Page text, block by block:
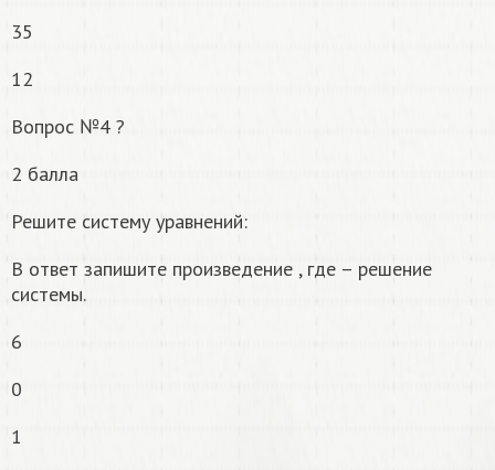
35
12
Вопрос №4 ?
2 балла
Решите систему уравнений:
В ответ запишите произведение , где – решение
системы.
6
0
1